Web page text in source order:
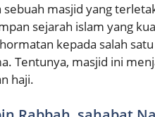
sebuah masjid yang
sejarah islam yang
kepada salah
Tentunya, masjid ini
haji.